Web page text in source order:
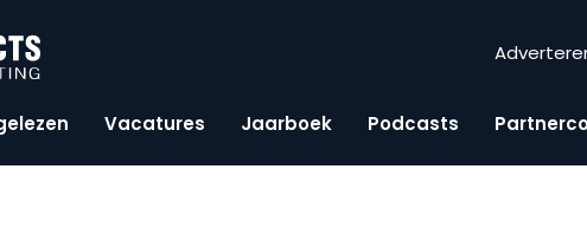
Vacatures Jaarboek Podcasts